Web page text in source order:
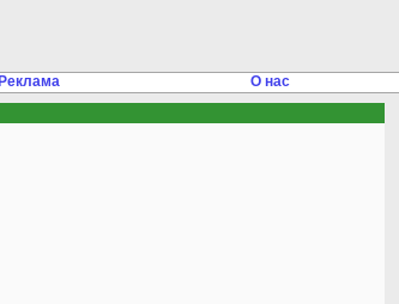
Реклама О нас